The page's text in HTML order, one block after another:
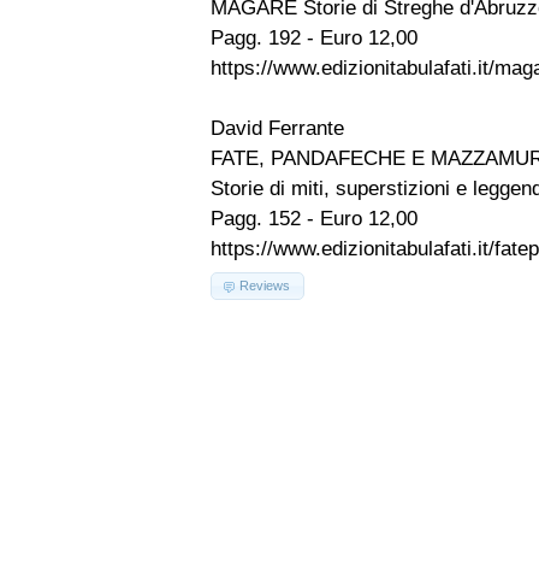
MAGARE Storie di Streghe
Pagg. 192 - Euro 12,00
https://www.edizionitabulafati.it/
David Ferrante
FATE, PANDAFECHE E
Storie di miti, superstizioni e
Pagg. 152 - Euro 12,00
https://www.edizionitabulafati.it/
Reviews